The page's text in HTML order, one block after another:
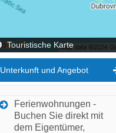
Touristische Karte
Unterkunft und Angebot
Ferienwohnungen -
Buchen Sie direkt mit
dem Eigentümer,